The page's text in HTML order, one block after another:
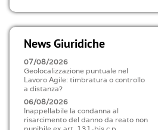
News Giuridiche
07/08/2026
Geolocalizzazione puntuale nel
Lavoro Agile: timbratura o controllo
a distanza?
06/08/2026
Inappellabile la condanna al
risarcimento del danno da reato non